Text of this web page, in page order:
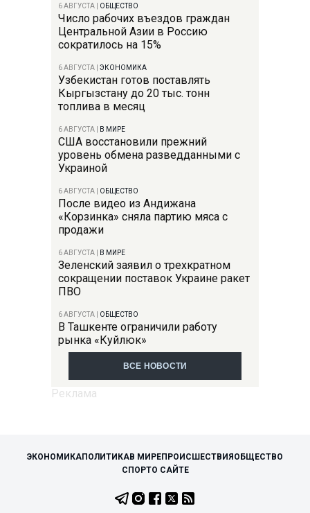
6 АВГУСТА ОБЩЕСТВО
Число рабочих въездов граждан
Центральной Азии в Россию
сократилось на 15%
6 АВГУСТА ЭКОНОМИКА
Узбекистан готов поставлять
Кыргызстану до 20 тыс. тонн
топлива в месяц
6 АВГУСТА В МИРЕ
США восстановили прежний
уровень обмена разведданными с
Украиной
6 АВГУСТА ОБЩЕСТВО
После видео из Андижана
«Корзинка» сняла партию мяса с
продажи
6 АВГУСТА В МИРЕ
Зеленский заявил о трехкратном
сокращении поставок Украине ракет
ПВО
6 АВГУСТА ОБЩЕСТВО
В Ташкенте ограничили работу
рынка «Куйлюк»
ВСЕ НОВОСТИ
ЭКОНОМИКАПОЛИТИКАВ МИРЕПРОИСШЕСТВИЯОБЩЕСТВО
СПОРТО САЙТЕ